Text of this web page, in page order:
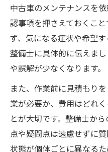
中古車のメンテナンスを
認事項を押さえておくこ
ず、気になる症状や希望す
整備士に具体的に伝えま
や誤解が少なくなります。
また、作業前に見積もり
業が必要か、費用はどれ
とが大切です。整備士か
点や疑問点は遠慮せずに
状態が個体ごとに異なる